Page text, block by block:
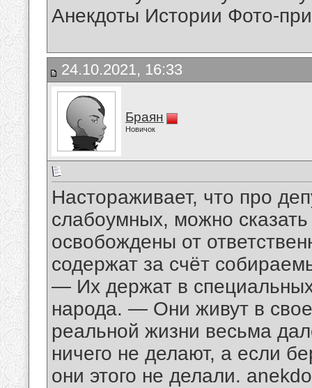
Анекдоты Истории Фото-
24.10.2021, 16:33
Браян
Новичок
Настораживает, что про
слабоумных, можно
освобождены от
содержат за счёт
— Их держат в
народа. — Они живут в
реальной жизни весьма
ничего не делают, а если
они этого не делали.